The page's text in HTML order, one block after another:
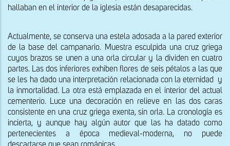
hallaban en el interior de la iglesia están desaparecidas.
Actualmente, se conserva una estela adosada a la pared exterior
de la base del campanario. Muestra esculpida una cruz griega
cuyos brazos se unen a una orla circular y la dividen en cuatro
partes. Las dos inferiores exhiben flores de seis pétalos a las que
se les ha dado una interpretación relacionada con la eternidad  y
la inmortalidad. La otra está emplazada en el interior del actual
cementerio. Luce una decoración en relieve en las dos caras
consistente en una cruz griega exenta, sin orla. La cronología es
incierta, y aunque hay algún autor que las ha datado como
pertenecientes a época medieval-moderna, no puede